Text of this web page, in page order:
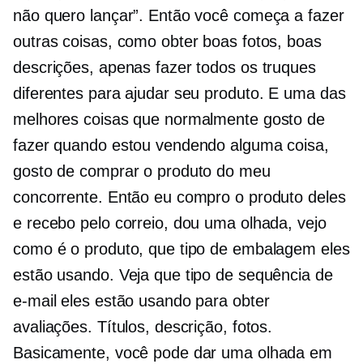
não quero lançar”. Então você começa a fazer
outras coisas, como obter boas fotos, boas
descrições, apenas fazer todos os truques
diferentes para ajudar seu produto. E uma das
melhores coisas que normalmente gosto de
fazer quando estou vendendo alguma coisa,
gosto de comprar o produto do meu
concorrente. Então eu compro o produto deles
e recebo pelo correio, dou uma olhada, vejo
como é o produto, que tipo de embalagem eles
estão usando. Veja que tipo de sequência de
e-mail eles estão usando para obter
avaliações. Títulos, descrição, fotos.
Basicamente, você pode dar uma olhada em